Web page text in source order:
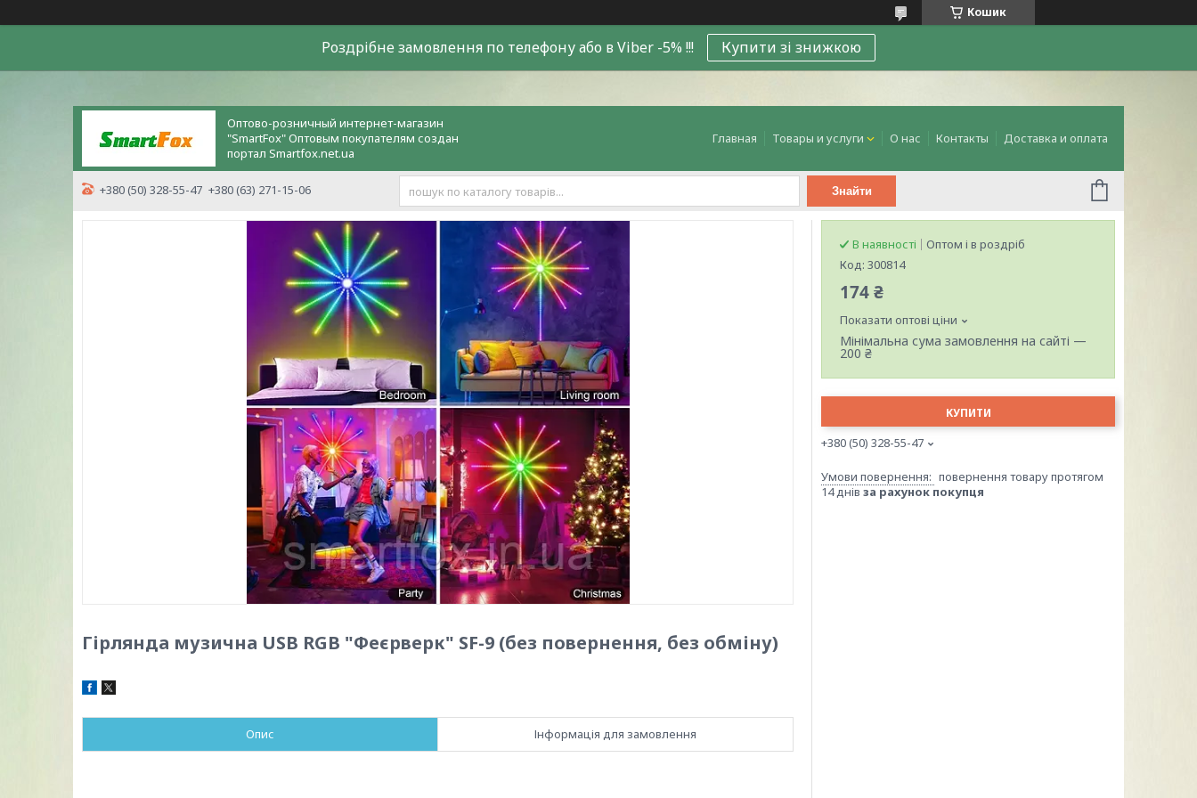
Кошик
Роздрiбне замовлення по телефону або в Viber -5% !!! Купити зі знижкою
Оптово-розничный интернет-магазин
"SmartFox" Оптовым покупателям создан
портал Smartfox.net.ua
Главная Товары и услуги О нас Контакты Доставка и оплата
+380 (50) 328-55-47 +380 (63) 271-15-06 Знайти
Гірлянда музична USB RGB "Феєрверк" SF-9 (без повернення, без обміну)
Опис Інформація для замовлення
В наявності
Оптом і в роздріб
Код: 300814
174 ₴
Показати оптові ціни
Мінімальна сума замовлення на сайті —
200 ₴
КУПИТИ
+380 (50) 328-55-47
повернення товару протягом
14 днів за рахунок покупця